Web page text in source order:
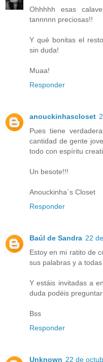
Ohhhhh esas
tannnnn preciosas!!
Y qué bonitas el
sin duda!
Muaa!
Responder
anouckinhascloset
Pues tiene
cantidad de gente
todo con espíritu
Un besote!!!
Anouckinha´s Closet
Responder
Baúl de Sandra 22
Estoy en mi ratito de
sus palabras y a todas
Y estáis invitadas a
duda podéis
Bss
Responder
Unknown 22 de